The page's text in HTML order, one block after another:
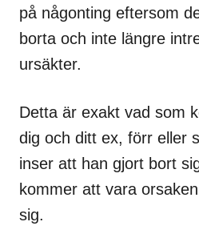
på någonting eftersom
borta och inte längre
ursäkter.
Detta är exakt vad som
dig och ditt ex, förr eller
inser att han gjort bort
kommer att vara
sig.